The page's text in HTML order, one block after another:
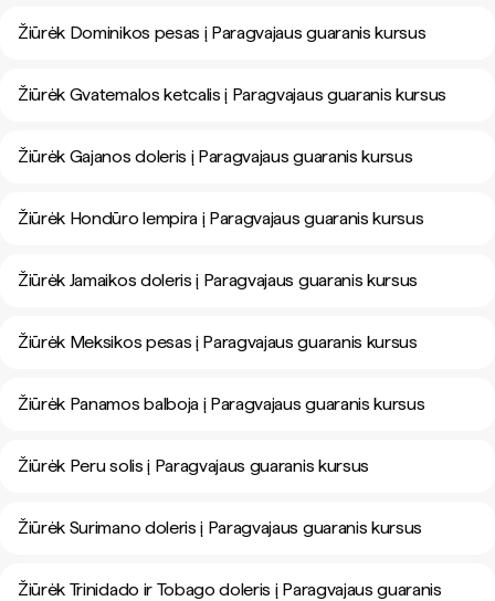
Žiūrėk Dominikos pesas į Paragvajaus guaranis kursus
Žiūrėk Gvatemalos ketcalis į Paragvajaus guaranis kursus
Žiūrėk Gajanos doleris į Paragvajaus guaranis kursus
Žiūrėk Hondūro lempira į Paragvajaus guaranis kursus
Žiūrėk Jamaikos doleris į Paragvajaus guaranis kursus
Žiūrėk Meksikos pesas į Paragvajaus guaranis kursus
Žiūrėk Panamos balboja į Paragvajaus guaranis kursus
Žiūrėk Peru solis į Paragvajaus guaranis kursus
Žiūrėk Surimano doleris į Paragvajaus guaranis kursus
Žiūrėk Trinidado ir Tobago doleris į Paragvajaus guaranis